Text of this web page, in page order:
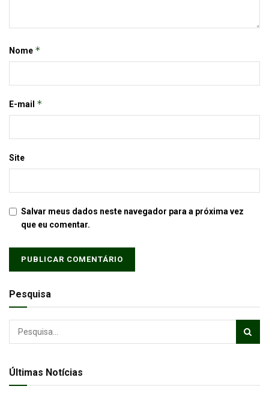
Nome *
E-mail *
Site
Salvar meus dados neste navegador para a próxima vez
que eu comentar.
Pesquisa
Últimas Notícias